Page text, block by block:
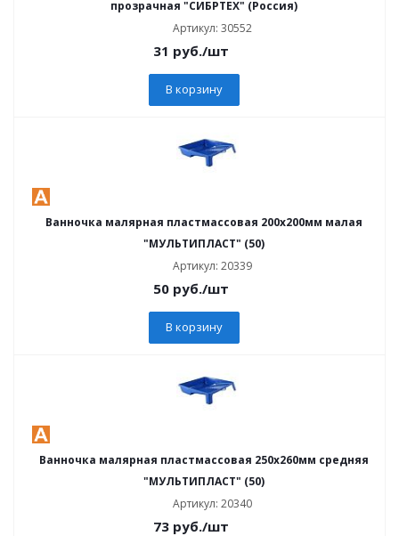
прозрачная "СИБРТЕХ" (Россия)
Артикул: 30552
31 руб./шт
В корзину
Ванночка малярная пластмассовая 200х200мм малая
"МУЛЬТИПЛАСТ" (50)
Артикул: 20339
50руб./шт
В корзину
Ванночка малярная пластмассовая 250х260мм средняя
"МУЛЬТИПЛАСТ" (50)
Артикул: 20340
73руб./шт